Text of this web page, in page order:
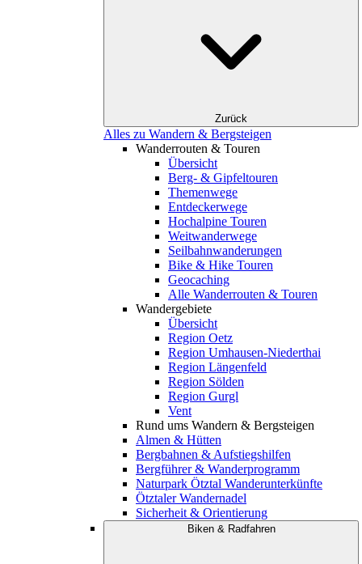
Zurück
Alles zu Wandern & Bergsteigen
Wanderrouten & Touren
Übersicht
Berg- & Gipfeltouren
Themenwege
Entdeckerwege
Hochalpine Touren
Weitwanderwege
Seilbahnwanderungen
Bike & Hike Touren
Geocaching
Alle Wanderrouten & Touren
Wandergebiete
Übersicht
Region Oetz
Region Umhausen-Niederthai
Region Längenfeld
Region Sölden
Region Gurgl
Vent
Rund ums Wandern & Bergsteigen
Almen & Hütten
Bergbahnen & Aufstiegshilfen
Bergführer & Wanderprogramm
Naturpark Ötztal Wanderunterkünfte
Ötztaler Wandernadel
Sicherheit & Orientierung
Biken & Radfahren